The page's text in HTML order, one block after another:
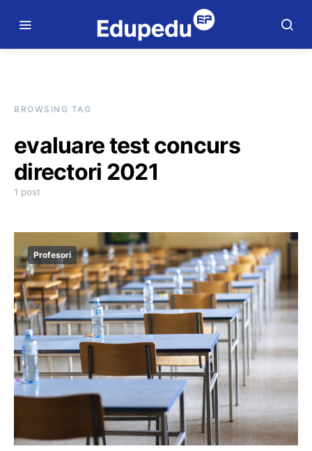
BROWSING TAG
evaluare test concurs
directori 2021
1 post
Profesori